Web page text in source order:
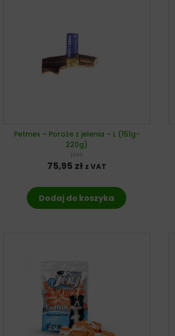
Petmex – Poroże z jelenia – L (151g-
220g)
pies
75,95 zł z VAT
Dodaj do koszyka